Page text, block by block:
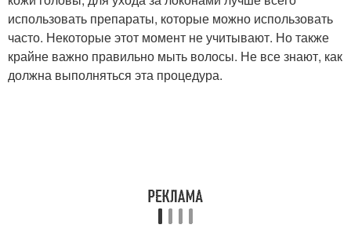
использовать препараты, которые можно использовать
часто. Некоторые этот момент не учитывают. Но также
крайне важно правильно мыть волосы. Не все знают, как
должна выполняться эта процедура.